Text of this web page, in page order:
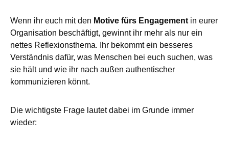
Wenn ihr euch mit den Motive fürs Engagement in eurer
Organisation beschäftigt, gewinnt ihr mehr als nur ein
nettes Reflexionsthema. Ihr bekommt ein besseres
Verständnis dafür, was Menschen bei euch suchen, was
sie hält und wie ihr nach außen authentischer
kommunizieren könnt.
Die wichtigste Frage lautet dabei im Grunde immer
wieder: